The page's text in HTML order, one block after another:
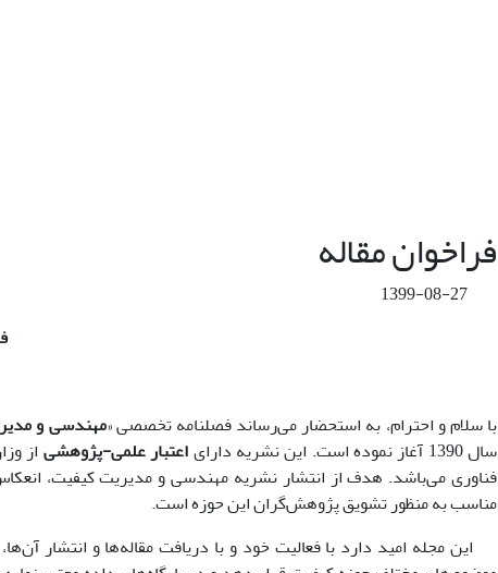
فراخوان مقاله
1399-08-27
با سلام و احترام، به استحضار می­‌رساند فصلنامه تخصصی «مهندسی و
سال 1390 آغاز نموده است. این نشریه دارای
اعتبار علمی-پژوهشی از
فناوری می‌باشد. هدف از انتشار نشریه مهندسی و مدیریت کیفیت،
مناسب به منظور تشویق پژوهش‌گران این حوزه است.
این مجله امید دارد با فعالیت خود و با دریافت مقاله‌ها و انتشار